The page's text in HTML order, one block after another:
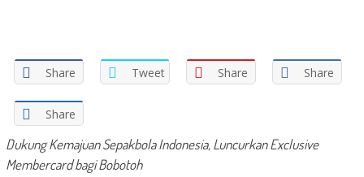
Share Tweet Share Share
Share
Dukung Kemajuan Sepakbola Indonesia, Luncurkan Exclusive
Membercard bagi Bobotoh